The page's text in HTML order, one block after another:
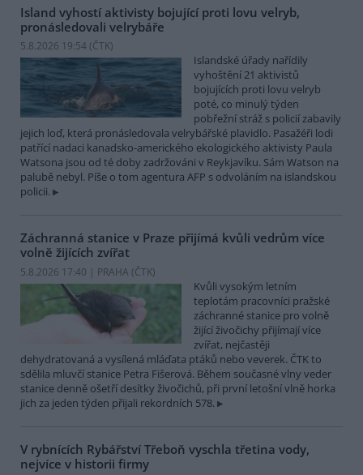
Island vyhostí aktivisty bojující proti lovu velryb,
pronásledovali velrybáře
5.8.2026 19:54 (ČTK)
Islandské úřady nařídily
vyhoštění 21 aktivistů
bojujících proti lovu velryb
poté, co minulý týden
pobřežní stráž s policií zabavily
jejich loď, která pronásledovala velrybářské plavidlo. Pasažéři lodi
patřící nadaci kanadsko-amerického ekologického aktivisty Paula
Watsona jsou od té doby zadržováni v Reykjavíku. Sám Watson na
palubě nebyl. Píše o tom agentura AFP s odvoláním na islandskou
policii.
Záchranná stanice v Praze přijímá kvůli vedrům více
volně žijících zvířat
5.8.2026 17:40 | PRAHA (ČTK)
Kvůli vysokým letním
teplotám pracovníci pražské
záchranné stanice pro volně
žijící živočichy přijímají více
zvířat, nejčastěji
dehydratovaná a vysílená mláďata ptáků nebo veverek. ČTK to
sdělila mluvčí stanice Petra Fišerová. Během současné vlny veder
stanice denně ošetří desítky živočichů, při první letošní vlně horka
jich za jeden týden přijali rekordních 578.
V rybnících Rybářství Třeboň vyschla třetina vody,
nejvíce v historii firmy